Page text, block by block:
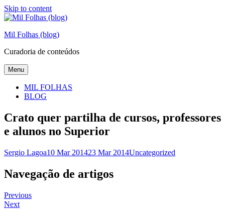
Skip to content
Mil Folhas (blog)
Curadoria de conteúdos
Menu
MIL FOLHAS
BLOG
Crato quer partilha de cursos, professores
e alunos no Superior
Sergio Lagoa10 Mar 201423 Mar 2014Uncategorized
Navegação de artigos
Previous
Next